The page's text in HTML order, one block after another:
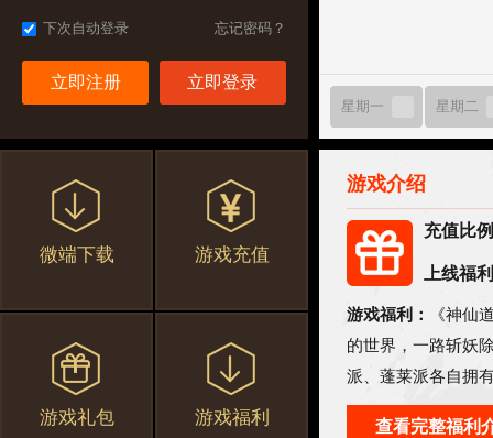
忘记密码？
下次自动登录
立即注册
微端下载 游戏充值
游戏礼包 游戏福利
星期一 星期二
游戏介绍
充值比
上线福
游戏福利：
《神仙
的世界，一路斩妖
派、蓬莱派各自拥
侠世界。
查看完整福利